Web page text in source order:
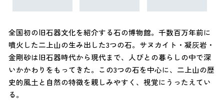
全国初の旧石器文化を紹介する石の博物館。千数百万年前に
噴火した二上山の生み出した3つの石。サヌカイト・凝灰岩・
金剛砂は旧石器時代から現代まで、人びとの暮らしの中で深
いかかわりをもってきた。この3つの石を中心に、二上山の歴
史的風土と自然の特徴を親しみやすく、視覚にうったえてい
る。